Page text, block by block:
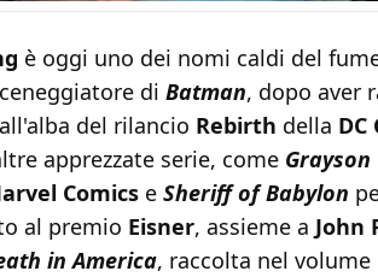
è oggi uno dei nomi caldi del
di Batman, dopo aver
all'alba del rilancio Rebirth della DC
apprezzate serie, come Grayson
Comics e Sheriff of Babylon
al premio Eisner, assieme a John
in America, raccolta nel volume